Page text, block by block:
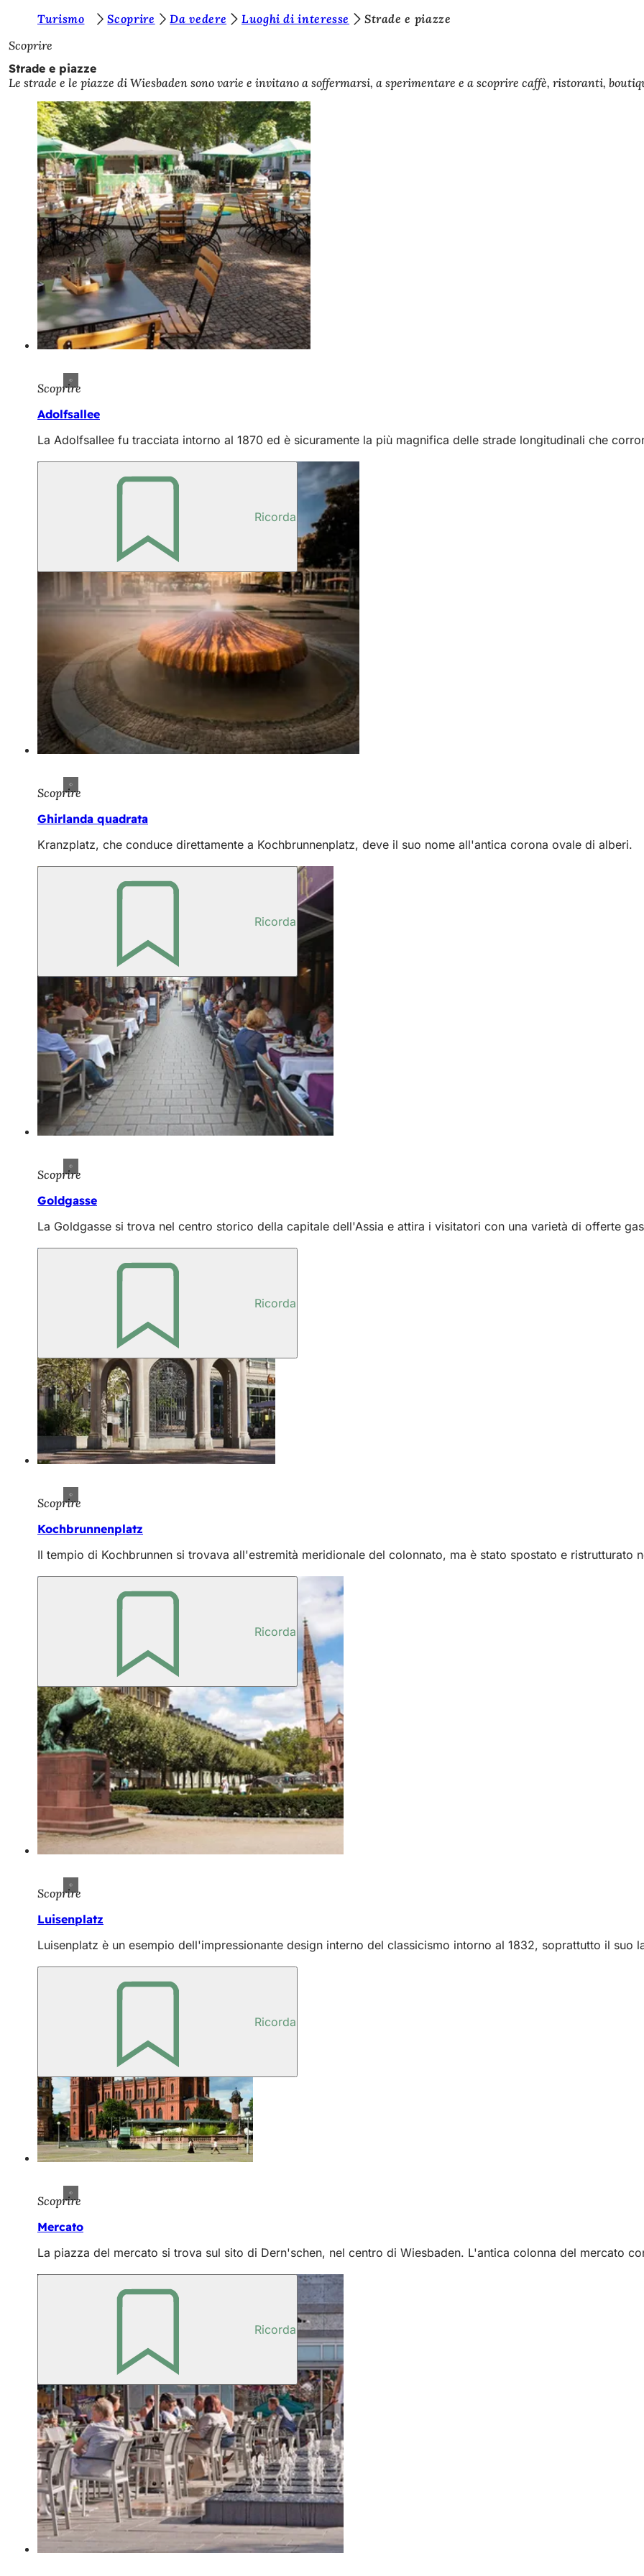
Vai al contenuto
i
e
t
Turismo Scoprire Da vedere Luoghi di interesse
Strade e piazze
Scoprire
Strade e piazze
Le strade e le piazze di Wiesbaden sono varie e invitano a soffermarsi, a sperimentare e a scoprire caffè, ristoranti,
Scoprire
Adolfsallee
La Adolfsallee fu tracciata intorno al 1870 ed è sicuramente la più magnifica delle strade longitudinali che
Ricorda
Scoprire
Ghirlanda quadrata
Kranzplatz, che conduce direttamente a Kochbrunnenplatz, deve il suo nome all'antica corona ovale di alberi.
Ricorda
Scoprire
Goldgasse
La Goldgasse si trova nel centro storico della capitale dell'Assia e attira i visitatori con una varietà di offerte
Ricorda
Scoprire
Kochbrunnenplatz
Il tempio di Kochbrunnen si trovava all'estremità meridionale del colonnato, ma è stato spostato e ristrutturato
Ricorda
Scoprire
Luisenplatz
Luisenplatz è un esempio dell'impressionante design interno del classicismo intorno al 1832, soprattutto il suo
Ricorda
Scoprire
Mercato
La piazza del mercato si trova sul sito di Dern'schen, nel centro di Wiesbaden. L'antica colonna del mercato
Ricorda